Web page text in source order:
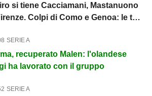
si tiene Cacciamani, Mastanuono
Colpi di Como e Genoa: le top
SERIE A
recuperato Malen: l'olandese
ha lavorato con il gruppo
SERIE A